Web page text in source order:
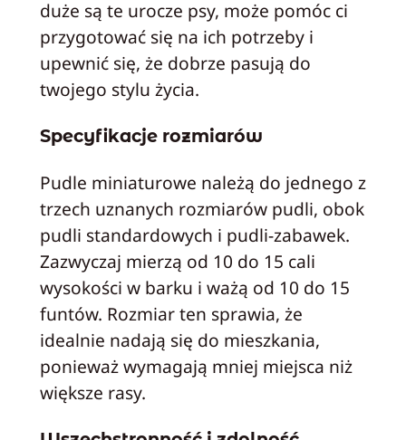
duże są te urocze psy, może pomóc ci
przygotować się na ich potrzeby i
upewnić się, że dobrze pasują do
twojego stylu życia.
Specyfikacje rozmiarów
Pudle miniaturowe należą do jednego z
trzech uznanych rozmiarów pudli, obok
pudli standardowych i pudli-zabawek.
Zazwyczaj mierzą od 10 do 15 cali
wysokości w barku i ważą od 10 do 15
funtów. Rozmiar ten sprawia, że
idealnie nadają się do mieszkania,
ponieważ wymagają mniej miejsca niż
większe rasy.